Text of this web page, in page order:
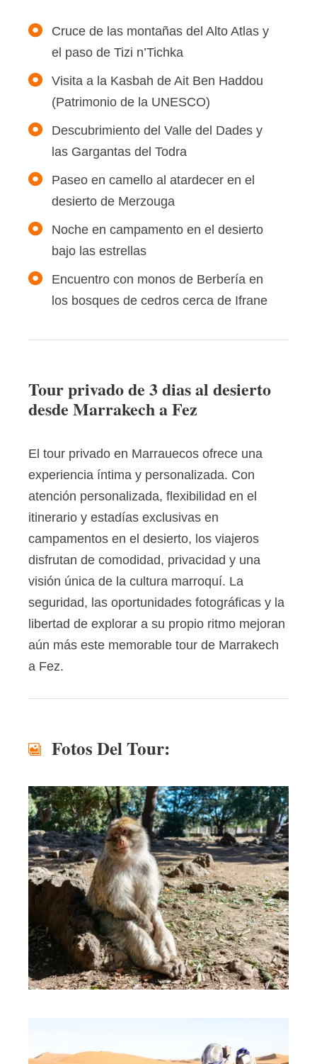
Cruce de las montañas del Alto Atlas y
el paso de Tizi n’Tichka
Visita a la Kasbah de Ait Ben Haddou
(Patrimonio de la UNESCO)
Descubrimiento del Valle del Dades y
las Gargantas del Todra
Paseo en camello al atardecer en el
desierto de Merzouga
Noche en campamento en el desierto
bajo las estrellas
Encuentro con monos de Berbería en
los bosques de cedros cerca de Ifrane
Tour privado de 3 dias al desierto
desde Marrakech a Fez
El tour privado en Marrauecos ofrece una
experiencia íntima y personalizada. Con
atención personalizada, flexibilidad en el
itinerario y estadías exclusivas en
campamentos en el desierto, los viajeros
disfrutan de comodidad, privacidad y una
visión única de la cultura marroquí. La
seguridad, las oportunidades fotográficas y la
libertad de explorar a su propio ritmo mejoran
aún más este memorable tour de Marrakech
a Fez.
Fotos Del Tour: